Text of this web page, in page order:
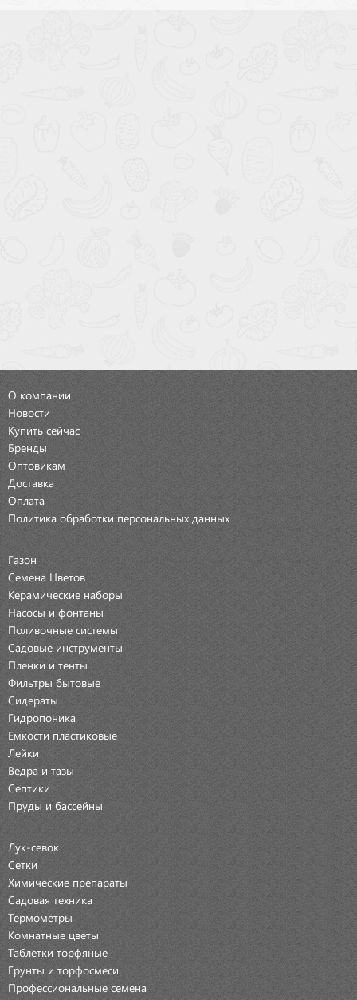
О компании
Новости
Купить сейчас
Бренды
Оптовикам
Доставка
Оплата
Политика обработки персональных данных
Газон
Семена Цветов
Керамические наборы
Насосы и фонтаны
Поливочные системы
Садовые инструменты
Пленки и тенты
Фильтры бытовые
Сидераты
Гидропоника
Емкости пластиковые
Лейки
Ведра и тазы
Септики
Пруды и бассейны
Лук-севок
Сетки
Химические препараты
Садовая техника
Термометры
Комнатные цветы
Таблетки торфяные
Грунты и торфосмеси
Профессиональные семена